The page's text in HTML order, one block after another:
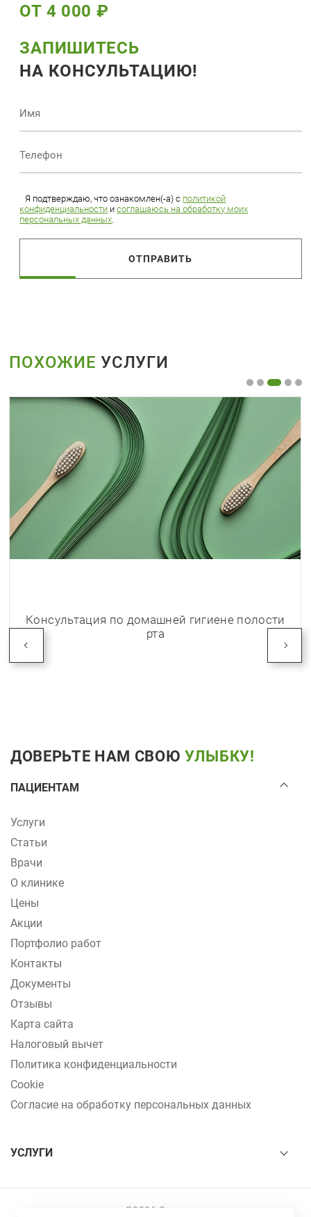
ОТ 4 000 ₽
ЗАПИШИТЕСЬ
НА КОНСУЛЬТАЦИЮ!
Я подтверждаю, что ознакомлен(-а) с политикой
конфиденциальности исоглашаюсь на обработку моих
персональных данных
ОТПРАВИТЬ
ПОХОЖИЕ УСЛУГИ
Консультация по домашней гигиене полости
рта
ДОВЕРЬТЕ НАМ СВОЮ УЛЫБКУ!
ПАЦИЕНТАМ
Услуги
Статьи
Врачи
О клинике
Цены
Акции
Портфолио работ
Контакты
Документы
Отзывы
Карта сайта
Налоговый вычет
Политика конфиденциальности
Cookie
Согласие на обработку персональных данных
УСЛУГИ
©2026 Эстет